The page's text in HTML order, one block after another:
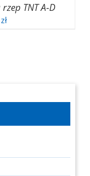
TNT A-D
złZakres